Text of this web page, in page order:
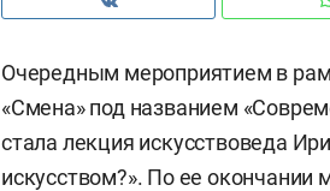
Очередным мероприятием в
«Смена» под названием
стала лекция искусствоведа
искусством?». По ее окончании